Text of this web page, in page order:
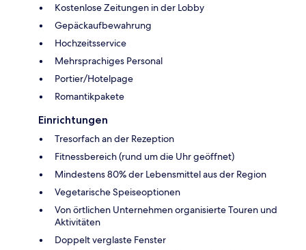
Kostenlose Zeitungen in der Lobby
Gepäckaufbewahrung
Hochzeitsservice
Mehrsprachiges Personal
Portier/Hotelpage
Romantikpakete
Einrichtungen
Tresorfach an der Rezeption
Fitnessbereich (rund um die Uhr geöffnet)
Mindestens 80% der Lebensmittel aus der Region
Vegetarische Speiseoptionen
Von örtlichen Unternehmen organisierte Touren und
Aktivitäten
Doppelt verglaste Fenster